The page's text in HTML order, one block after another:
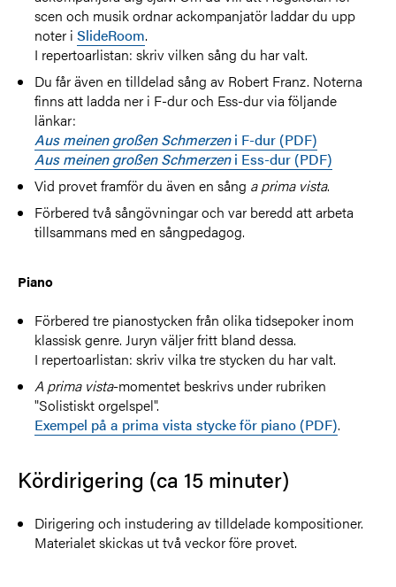
scen och musik ordnar ackompanjatör laddar du upp
noter iSlideRoom.
I repertoarlistan: skriv vilken sång du har valt.
Du får även en tilldelad sång av Robert Franz. Noterna
finns att ladda ner i F-dur och Ess-dur via följande
länkar:
Aus meinen großen Schmerzeni F-dur (PDF)
Aus meinen großen Schmerzeni Ess-dur (PDF)
Vid provet framför du även en sång a prima vista.
Förbered två sångövningar och var beredd att arbeta
tillsammans med en sångpedagog.
Piano
Förbered tre pianostycken från olika tidsepoker inom
klassisk genre. Juryn väljer fritt bland dessa.
I repertoarlistan: skriv vilka tre stycken du har valt.
A prima vista-momentet beskrivs under rubriken
"Solistiskt orgelspel".
Exempel på a prima vista stycke för piano (PDF).
Kördirigering (ca 15 minuter)
Dirigering och instudering av tilldelade kompositioner.
Materialet skickas ut två veckor före provet.